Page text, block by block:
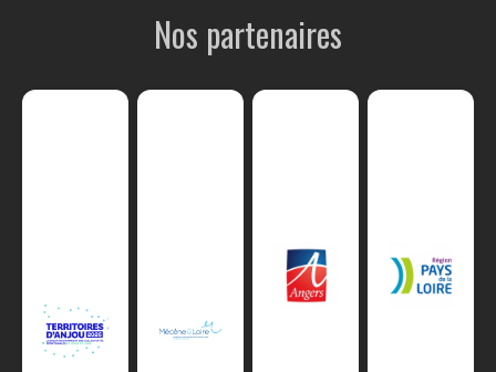
Nos partenaires